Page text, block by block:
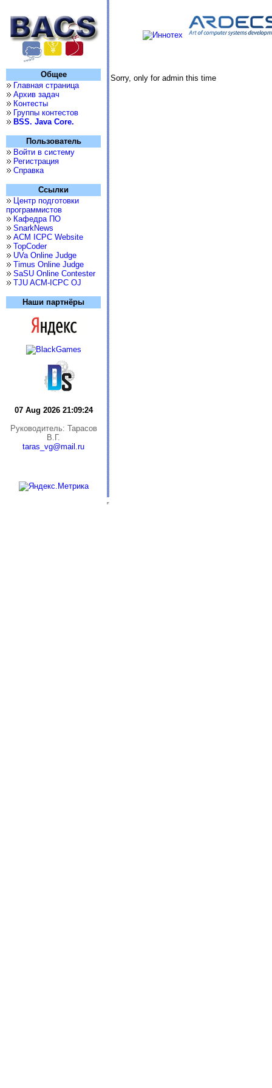
Общее
Главная страница
Архив задач
Контесты
Группы контестов
BSS. Java Core.
Пользователь
Войти в систему
Регистрация
Справка
Ссылки
Центр подготовки
программистов
Кафедра ПО
SnarkNews
ACM ICPC Website
TopCoder
UVa Online Judge
Timus Online Judge
SaSU Online Contester
TJU ACM-ICPC OJ
Наши партнёры
07 Aug 2026 21:09:24
Руководитель: Тарасов
В.Г.
taras_vg@mail.ru
Sorry, only for admin this time